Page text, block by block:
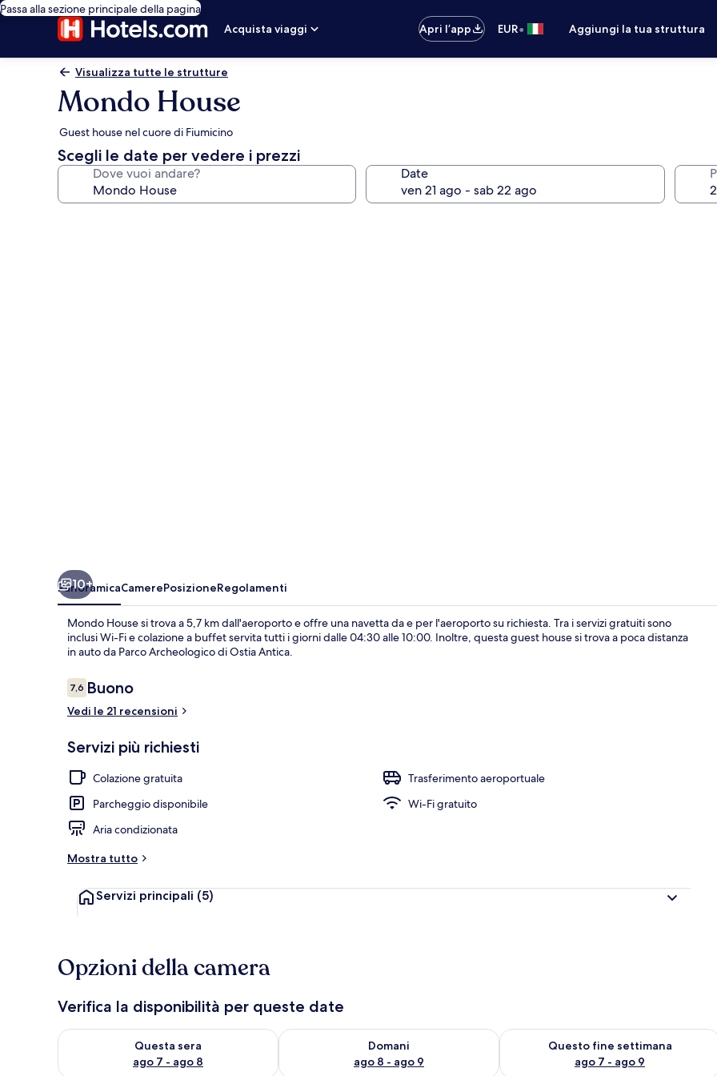
Passa alla sezione principale della pagina
Acquista viaggi
Apri l’app EUR• Aggiungi la tua struttura
Visualizza tutte le strutture
Mondo House
Guest house nel cuore di Fiumicino
Scegli le date per vedere i prezzi
Dove vuoi andare? Date
10+
PanoramicaCamerePosizioneRegolamenti
Mondo House si trova a 5,7 km dall'aeroporto e offre una navetta da e per l'aeroporto su richiesta. Tra i servizi gratuiti sono
inclusi Wi-Fi e colazione a buffet servita tutti i giorni dalle 04:30 alle 10:00. Inoltre, questa guest house si trova a poca distanza
in auto da Parco Archeologico di Ostia Antica.
Recensioni
7,67,6 su 10
Buono
Vedi le 21 recensioni
Servizi più richiesti
Colazione gratuita
Trasferimento aeroportuale
Parcheggio disponibile
Wi-Fi gratuito
Aria condizionata
Mostra tutto
Servizi principali (5)
Opzioni della camera
Verifica la disponibilità per queste date
Questa sera
ago 7 - ago 8
Verifica la disponibilità per questa sera, ago 7 - ago 8
Domani
ago 8 - ago 9
Verifica la disponibilità per domani, ago 8 - ago 9
Questo fine settimana
ago 7 - ago 9
Verifica la disponibilità per questo